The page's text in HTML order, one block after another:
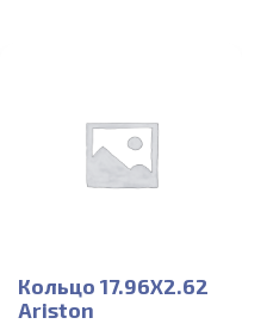
Кольцо 17.96X2.62
Ariston